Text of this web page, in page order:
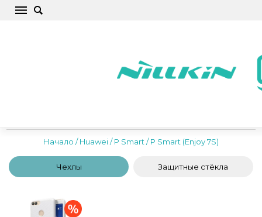
Начало /Huawei/P Smart /P Smart (Enjoy 7S)
Чехлы Защитные стёкла